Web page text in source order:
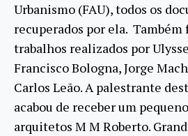
Urbanismo (FAU), todos os
recuperados por ela. Também
trabalhos realizados por
Francisco Bologna, Jorge
Carlos Leão. A palestrante
acabou de receber um
arquitetos M M Roberto.